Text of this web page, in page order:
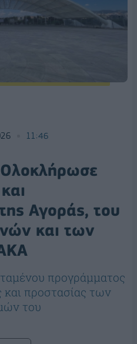
11:46
Ολοκλήρωσε
Αγοράς, του
και των
προγράμματος
και προστασίας των
του